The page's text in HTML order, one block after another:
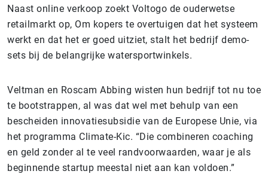
Naast online verkoop zoekt Voltogo de ouderwetse
retailmarkt op, Om kopers te overtuigen dat het systeem
werkt en dat het er goed uitziet, stalt het bedrijf demo-
sets bij de belangrijke watersportwinkels.
Veltman en Roscam Abbing wisten hun bedrijf tot nu toe
te bootstrappen, al was dat wel met behulp van een
bescheiden innovatiesubsidie van de Europese Unie, via
het programma Climate-Kic. “Die combineren coaching
en geld zonder al te veel randvoorwaarden, waar je als
beginnende startup meestal niet aan kan voldoen.”